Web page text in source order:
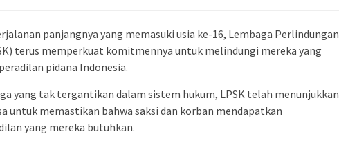
panjangnya yang memasuki usia ke-16, Lembaga Perlindungan
terus memperkuat komitmennya untuk melindungi mereka yang
pidana Indonesia.
yang tak tergantikan dalam sistem hukum, LPSK telah menunjukkan
untuk memastikan bahwa saksi dan korban mendapatkan
yang mereka butuhkan.